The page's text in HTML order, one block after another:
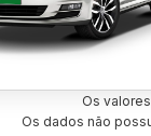
Os
Os dados não